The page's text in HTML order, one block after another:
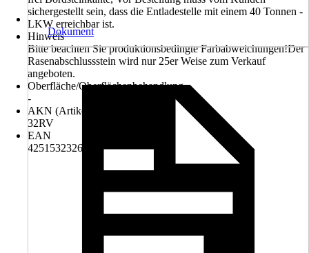
sichergestellt sein, dass die Entladestelle mit einem 40 Tonnen -
LKW erreichbar ist.
Hinweis
Bitte beachten Sie produktionsbedingte Farbabweichungen!Der
Rasenabschlussstein wird nur 25er Weise zum Verkauf
angeboten.
Oberfläche/Oberflächenbehandlung
-
AKN (Artikelkurznummer)
32RV
EAN
4251532326281
Dokument